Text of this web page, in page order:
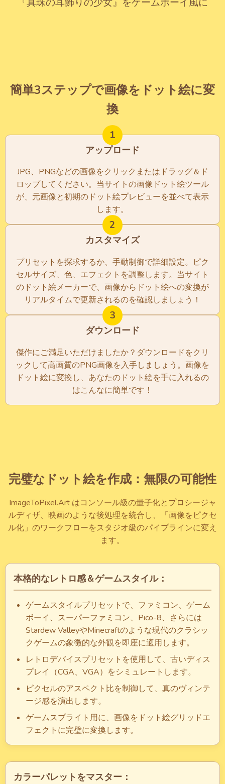
簡単3ステップで画像をドット絵に変
換
1
アップロード
JPG、PNGなどの画像をクリックまたはドラッグ＆ド
ロップしてください。当サイトの画像ドット絵ツール
が、元画像と初期のドット絵プレビューを並べて表示
します。
2
カスタマイズ
プリセットを探求するか、手動制御で詳細設定。ピク
セルサイズ、色、エフェクトを調整します。当サイト
のドット絵メーカーで、画像からドット絵への変換が
リアルタイムで更新されるのを確認しましょう！
3
ダウンロード
傑作にご満足いただけましたか？ダウンロードをクリ
ックして高画質のPNG画像を入手しましょう。画像を
ドット絵に変換し、あなたのドット絵を手に入れるの
はこんなに簡単です！
完璧なドット絵を作成：無限の可能性
ImageToPixel.Art はコンソール級の量子化とプロシージャ
ルディザ、映画のような後処理を統合し、「画像をピクセ
ル化」のワークフローをスタジオ級のパイプラインに変え
ます。
本格的なレトロ感＆ゲームスタイル：
ゲームスタイルプリセットで、ファミコン、ゲーム
ボーイ、スーパーファミコン、Pico-8、さらには
Stardew ValleyやMinecraftのような現代のクラシッ
クゲームの象徴的な外観を即座に適用します。
レトロデバイスプリセットを使用して、古いディス
プレイ（CGA、VGA）をシミュレートします。
ピクセルのアスペクト比を制御して、真のヴィンテ
ージ感を演出します。
ゲームスプライト用に、画像をドット絵グリッドエ
フェクトに完璧に変換します。
カラーパレットをマスター：